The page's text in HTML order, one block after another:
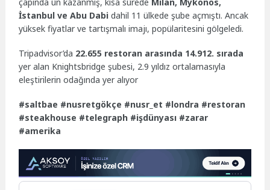
çapında ün kazanmış, kısa sürede Milan, Mykonos,
İstanbul ve Abu Dabi dahil 11 ülkede şube açmıştı. Ancak
yüksek fiyatlar ve tartışmalı imajı, popülaritesini gölgeledi.
Tripadvisor’da 22.655 restoran arasında 14.912. sırada
yer alan Knightsbridge şubesi, 2.9 yıldız ortalamasıyla
eleştirilerin odağında yer alıyor
#saltbae #nusretgökçe #nusr_et #londra #restoran
#steakhouse #telegraph #işdünyası #zarar
#amerika